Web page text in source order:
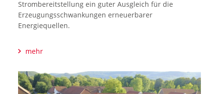
Strombereitstellung ein guter Ausgleich für die
Erzeugungsschwankungen erneuerbarer
Energiequellen.
mehr